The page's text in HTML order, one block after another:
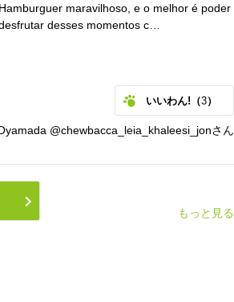
Hamburguer maravilhoso, e o melhor é poder
desses momentos c…
いいわん!（3）
@chewbacca_leia_khaleesi_jonさん
もっと見る